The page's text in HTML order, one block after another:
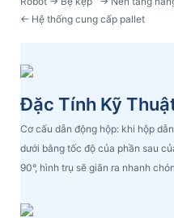
← Hệ thống cung cấp pallet
Đặc Tính Kỹ
Cơ cấu dẫn động hộp: khi hộp
dưới bằng tốc độ của phần sau
90°, hình trụ sẽ giãn ra nhanh